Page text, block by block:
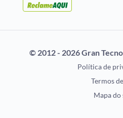
CONCURSOS POR
© 2012 - 2026 Gran
Política de
Termos
Mapa do